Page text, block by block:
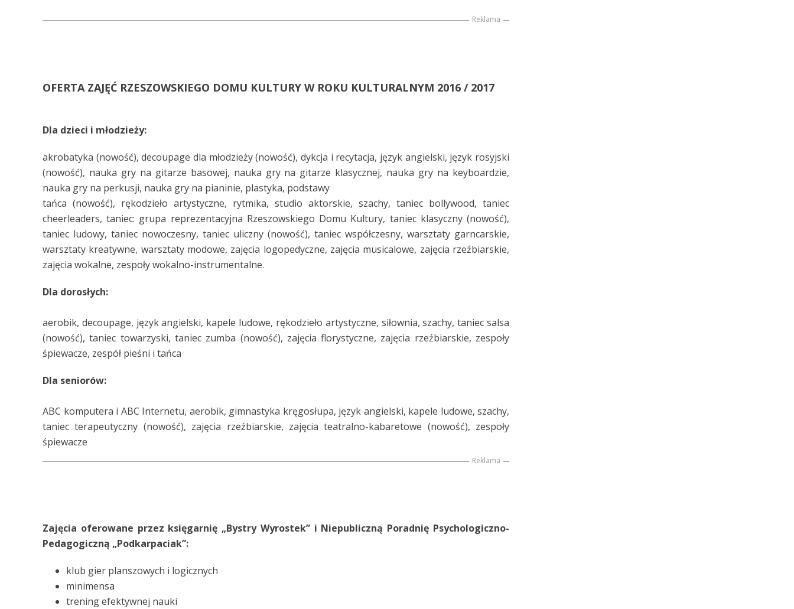
Reklama
OFERTA ZAJĘĆ RZESZOWSKIEGO DOMU KULTURY W ROKU KULTURALNYM 2016 / 2017
Dla dzieci i młodzieży:
akrobatyka (nowość), decoupage dla młodzieży (nowość), dykcja i recytacja, język angielski, język rosyjski
(nowość), nauka gry na gitarze basowej, nauka gry na gitarze klasycznej, nauka gry na keyboardzie,
nauka gry na perkusji, nauka gry na pianinie, plastyka, podstawy
tańca (nowość), rękodzieło artystyczne, rytmika, studio aktorskie, szachy, taniec bollywood, taniec
cheerleaders, taniec: grupa reprezentacyjna Rzeszowskiego Domu Kultury, taniec klasyczny (nowość),
taniec ludowy, taniec nowoczesny, taniec uliczny (nowość), taniec współczesny, warsztaty garncarskie,
warsztaty kreatywne, warsztaty modowe, zajęcia logopedyczne, zajęcia musicalowe, zajęcia rzeźbiarskie,
zajęcia wokalne, zespoły wokalno-instrumentalne.
Dla dorosłych:
aerobik, decoupage, język angielski, kapele ludowe, rękodzieło artystyczne, siłownia, szachy, taniec salsa
(nowość), taniec towarzyski, taniec zumba (nowość), zajęcia florystyczne, zajęcia rzeźbiarskie, zespoły
śpiewacze, zespół pieśni i tańca
Dla seniorów:
ABC komputera i ABC Internetu, aerobik, gimnastyka kręgosłupa, język angielski, kapele ludowe, szachy,
taniec terapeutyczny (nowość), zajęcia rzeźbiarskie, zajęcia teatralno-kabaretowe (nowość), zespoły
śpiewacze
Reklama
Zajęcia oferowane przez księgarnię „Bystry Wyrostek” i Niepubliczną Poradnię Psychologiczno-
Pedagogiczną „Podkarpaciak”:
klub gier planszowych i logicznych
minimensa
trening efektywnej nauki